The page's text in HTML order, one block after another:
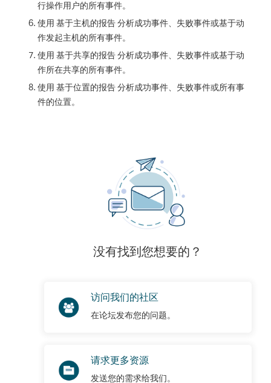
行操作用户的所有事件。
使用基于主机的报告分析成功事件、失败事件或基于动
作发起主机的所有事件。
使用基于共享的报告分析成功事件、失败事件或基于动
作所在共享的所有事件。
使用基于位置的报告分析成功事件、失败事件或所有事
件的位置。
没有找到您想要的？
访问我们的社区
在论坛发布您的问题。
请求更多资源
发送您的需求给我们。